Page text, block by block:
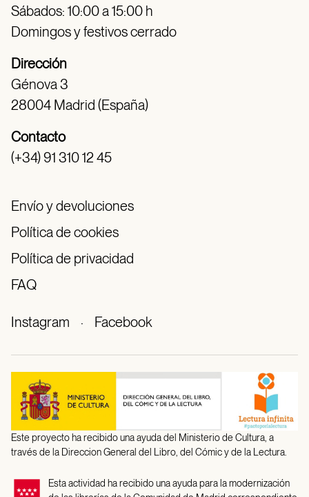
Sábados: 10:00 a 15:00 h
Domingos y festivos cerrado
Dirección
Génova 3
28004 Madrid (España)
Contacto
(+34) 91 310 12 45
Envío y devoluciones
Política de cookies
Política de privacidad
FAQ
Instagram · Facebook
Este proyecto ha recibido una ayuda del Ministerio de Cultura, a
través de la Direccion General del Libro, del Cómic y de la Lectura.
Esta actividad ha recibido una ayuda para la modernización